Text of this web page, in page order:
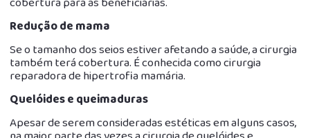
Redução de mama
Se o tamanho dos seios estiver afetando a saúde, a cirurgia
também terá cobertura. É conhecida como cirurgia
reparadora de hipertrofia mamária.
Quelóides e queimaduras
Apesar de serem consideradas estéticas em alguns casos,